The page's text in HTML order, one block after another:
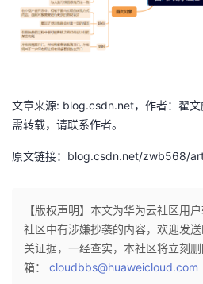
验
收
议
文章来源: blog.csdn.net，作者：翟
需转载，请联系作者。
原文链接：blog.csdn.net/zwb568/
【版权声明】本文为华为云社区用
社区中有涉嫌抄袭的内容，欢迎发
关证据，一经查实，本社区将立刻
箱： cloudbbs@huaweicloud.com